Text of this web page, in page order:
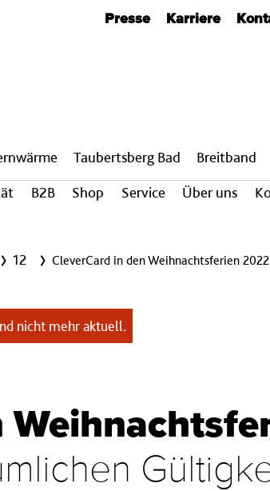
Presse Karriere
B2B Shop Service Über uns
Taubertsberg Bad Breit­band
12 CleverCard in den Weihnachtsferien 2022
nicht mehr aktuell.